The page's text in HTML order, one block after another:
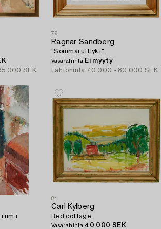
000 SEK
79
Ragnar Sandberg
"Sommarutflykt".
Vasarahinta Ei myyty
Lähtöhinta 70 000 - 80 000 SEK
rum i
81
Carl Kylberg
Red cottage.
Vasarahinta 40 000 SEK